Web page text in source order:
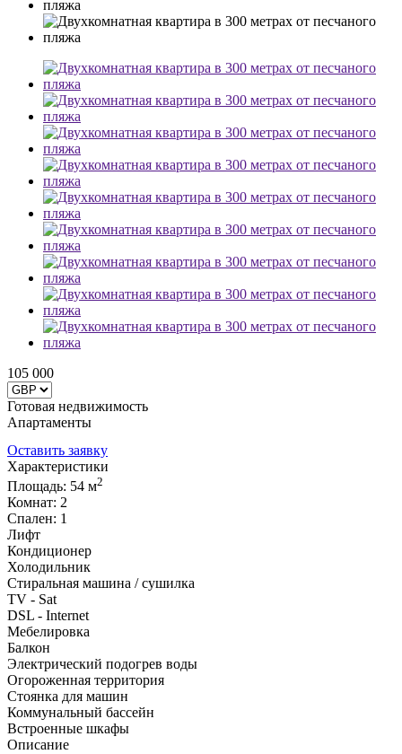
105 000
Готовая недвижимость
Апартаменты
Оставить заявку
Характеристики
Площадь: 54 м2
Комнат: 2
Спален: 1
Лифт
Кондиционер
Холодильник
Стиральная машина / сушилка
TV - Sat
DSL - Internet
Мебелировка
Балкон
Электрический подогрев воды
Огороженная территория
Стоянка для машин
Коммунальный бассейн
Встроенные шкафы
Описание